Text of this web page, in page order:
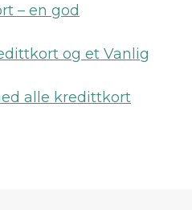
– en god
og et Vanlig
alle kredittkort